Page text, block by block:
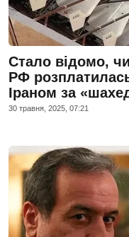
Стало відомо,
РФ
Іраном за
30 травня, 2025, 07:21